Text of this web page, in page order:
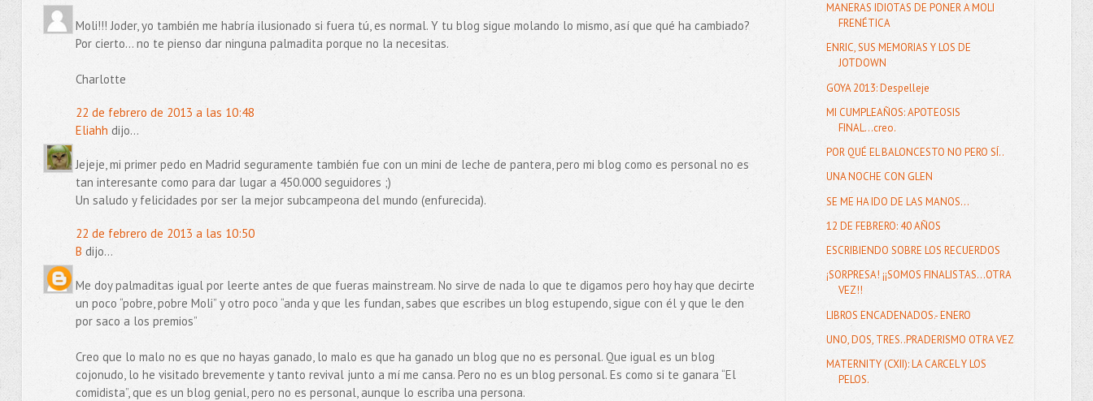
Moli!!! Joder, yo también me habría ilusionado si fuera tú, es normal. Y tu blog sigue molando lo mismo, así que qué ha cambiado?
Por cierto... no te pienso dar ninguna palmadita porque no la necesitas.
Charlotte
22 de febrero de 2013 a las 10:48
Eliahh dijo...
Jejeje, mi primer pedo en Madrid seguramente también fue con un mini de leche de pantera, pero mi blog como es personal no es
tan interesante como para dar lugar a 450.000 seguidores ;)
Un saludo y felicidades por ser la mejor subcampeona del mundo (enfurecida).
22 de febrero de 2013 a las 10:50
B dijo...
Me doy palmaditas igual por leerte antes de que fueras mainstream. No sirve de nada lo que te digamos pero hoy hay que decirte
un poco “pobre, pobre Moli” y otro poco “anda y que les fundan, sabes que escribes un blog estupendo, sigue con él y que le den
por saco a los premios”
Creo que lo malo no es que no hayas ganado, lo malo es que ha ganado un blog que no es personal. Que igual es un blog
cojonudo, lo he visitado brevemente y tanto revival junto a mí me cansa. Pero no es un blog personal. Es como si te ganara “El
comidista”, que es un blog genial, pero no es personal, aunque lo escriba una persona.
MANERAS IDIOTAS DE PONER A MOLI
FRENÉTICA
ENRIC, SUS MEMORIAS Y LOS DE
JOTDOWN
GOYA 2013: Despelleje
MI CUMPLEAÑOS: APOTEOSIS
FINAL...creo.
POR QUÉ EL BALONCESTO NO PERO SÍ..
UNA NOCHE CON GLEN
SE ME HA IDO DE LAS MANOS...
12 DE FEBRERO: 40 AÑOS
ESCRIBIENDO SOBRE LOS RECUERDOS
¡SORPRESA! ¡¡SOMOS FINALISTAS...OTRA
VEZ!!
LIBROS ENCADENADOS.- ENERO
UNO, DOS, TRES..PRADERISMO OTRA VEZ
MATERNITY (CXII): LA CARCEL Y LOS
PELOS.